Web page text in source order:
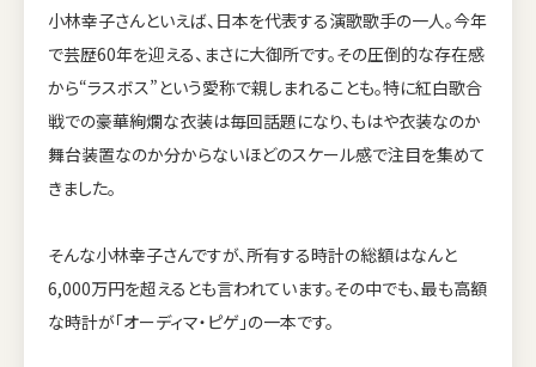
小林幸子さんといえば、日本を代表する演歌歌手の一人。今年
で芸歴60年を迎える、まさに大御所です。その圧倒的な存在感
から“ラスボス”という愛称で親しまれることも。特に紅白歌合
戦での豪華絢爛な衣装は毎回話題になり、もはや衣装なのか
舞台装置なのか分からないほどのスケール感で注目を集めて
きました。
そんな小林幸子さんですが、所有する時計の総額はなんと
6,000万円を超えるとも言われています。その中でも、最も高額
な時計が「オーディマ・ピゲ」の一本です。